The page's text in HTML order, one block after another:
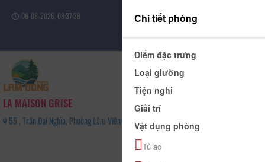
06-08-2026, 08:37:38
Đăng nhập
LA MAISON GRISE
55 , Trần Đại Nghĩa, Phường Lâm Viên - Đà Lạt, Tỉnh Lâm Đồng - 0938405075
Chi tiết phòng
Điểm đặc trưng
Loại giường
Tiện nghi
Giải trí
Vật dụng phòng
Tủ áo